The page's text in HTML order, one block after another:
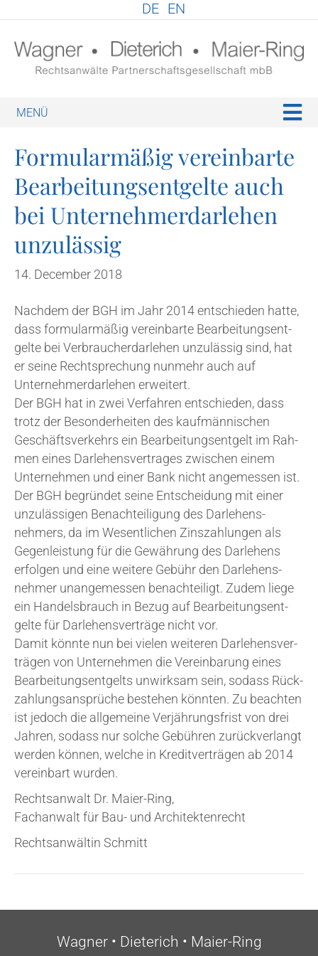
DE EN
E
For­mu­larmäßig ver­ein­barte
Bearbei­tung­sent­gelte auch
bei Unternehmerd­ar­le­hen
unzulässig
14. December 2018
Nachdem der BGH im Jahr 2014 entschieden hatte,
dass for­mu­larmäßig ver­ein­barte Bearbei­tung­sent­
gelte bei Ver­braucherd­ar­le­hen unzulässig sind, hat
er seine Recht­s­prechung nun­mehr auch auf
Unternehmerd­ar­le­hen erweitert.
Der BGH hat in zwei Ver­fahren entschieden, dass
trotz der Beson­der­heiten des kaufmän­nis­chen
Geschäfts­verkehrs ein Bearbei­tung­sent­gelt im Rah­
men eines Dar­le­hens­ver­trages zwis­chen einem
Unterneh­men und ein­er Bank nicht angemessen ist.
Der BGH begrün­det seine Entscheidung mit ein­er
unzulässigen Ben­achteili­gung des Dar­le­hens­
nehmers, da im Wesent­lichen Zin­szahlun­gen als
Gegen­leis­tung für die Gewährung des Dar­le­hens
erfol­gen und eine weit­ere Gebühr den Dar­le­hens­
nehmer unangemessen ben­achteiligt. Zudem liege
ein Han­dels­brauch in Bezug auf Bearbei­tung­sent­
gelte für Dar­le­hens­ver­träge nicht vor.
Dam­it kön­nte nun bei vielen weit­er­en Dar­le­hens­ver­
trä­gen von Unterneh­men die Ver­ein­bar­ung eines
Bearbei­tung­sent­gelts unwirk­sam sein, sodass Rück­
zahlung­sans­prüche bestehen kön­nten. Zu beacht­en
ist jedoch die allge­meine Ver­jährungs­frist von drei
Jahren, sodass nur sol­che Gebühren zurück­ver­langt
wer­den können, welche in Kred­itver­trä­gen ab 2014
ver­ein­bart wurden.
Recht­san­walt Dr. Maier-Ring,
Fachan­walt für Bau- und Architektenrecht
Recht­san­wält­in Schmitt
Wag­n­er • Dieterich • Maier-Ring